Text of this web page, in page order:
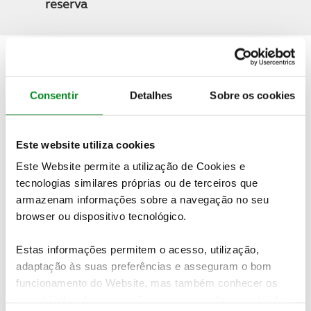
Consentir Detalhes Sobre os cookies
Este website utiliza cookies
Este Website permite a utilização de Cookies e
tecnologias similares próprias ou de terceiros que
armazenam informações sobre a navegação no seu
browser ou dispositivo tecnológico.
Estas informações permitem o acesso, utilização,
adaptação às suas preferências e asseguram o bom
funcionamento do Website, mas também conhecer os
reserva
Quer saber mais detalhes sobre esta viagem?
PEDIDO DE INFORMAÇÕES
Não encontrou o seu destino nas nossas ofertas online?
Temos mais viagens e experiências à sua espera.Contacte-
nos
Veja também